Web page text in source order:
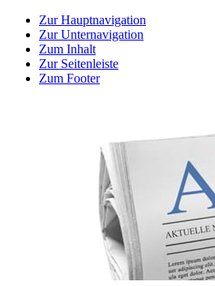
Zur Hauptnavigation
Zur Unternavigation
Zum Inhalt
Zur Seitenleiste
Zum Footer